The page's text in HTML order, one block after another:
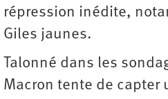
répression inédite,
Giles jaunes.
Talonné dans les
Macron tente de capter